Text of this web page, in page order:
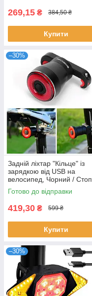
269,15 ₴ 384,50 ₴
Купити
–30%
Задній ліхтар "Кільце" із
зарядкою від USB на
велосипед, Чорний / Стоп
фара велосипедна / Стоп
сигнал на раму
Готово до відправки
419,30 ₴ 599 ₴
Купити
–30%